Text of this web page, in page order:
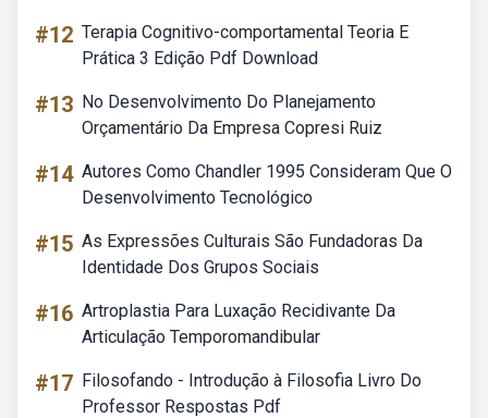
#12 Terapia Cognitivo-comportamental Teoria E
Prática 3 Edição Pdf Download
#13 No Desenvolvimento Do Planejamento
Orçamentário Da Empresa Copresi Ruiz
#14 Autores Como Chandler 1995 Consideram Que O
Desenvolvimento Tecnológico
#15 As Expressões Culturais São Fundadoras Da
Identidade Dos Grupos Sociais
#16 Artroplastia Para Luxação Recidivante Da
Articulação Temporomandibular
#17 Filosofando - Introdução à Filosofia Livro Do
Professor Respostas Pdf